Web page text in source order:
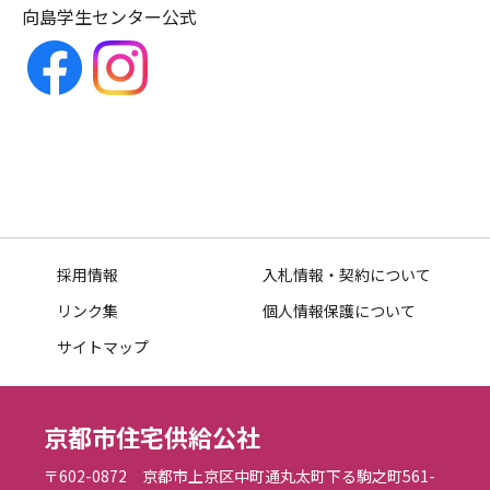
向島学生センター公式
採用情報
入札情報・契約について
リンク集
個人情報保護について
サイトマップ
京都市住宅供給公社
〒602-0872 京都市上京区中町通丸太町下る駒之町561-